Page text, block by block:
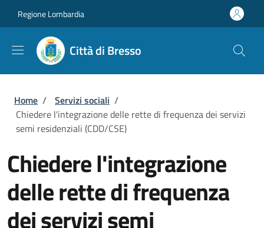
Regione Lombardia
Città di Bresso
Briciole di pane
Home / Servizi sociali /
Chiedere l'integrazione delle rette di frequenza dei servizi
semi residenziali (CDD/CSE)
Chiedere l'integrazione
delle rette di frequenza
dei servizi semi